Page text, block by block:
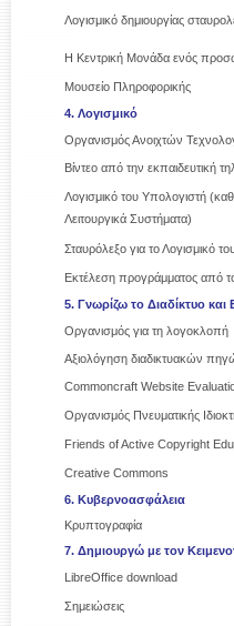
Λογισμικό δημιουργίας
Η Κεντρική Μονάδα ενός
Μουσείο Πληροφορικής
4. Λογισμικό
Οργανισμός Ανοιχτών
Βίντεο από την εκπαιδευτική
Λογισμικό του Υπολογιστή
Λειτουργικά Συστήματα)
Σταυρόλεξο για το Λογισμικό
Εκτέλεση προγράμματος από
5. Γνωρίζω το Διαδίκτυο και
Οργανισμός για τη λογοκλοπή
Αξιολόγηση διαδικτυακών
Commoncraft Website
Οργανισμός Πνευματικής
Friends of Active Copyright
Creative Commons
6. Κυβερνοασφάλεια
Κρυπτογραφία
7. Δημιουργώ με τον
LibreOffice download
Σημειώσεις